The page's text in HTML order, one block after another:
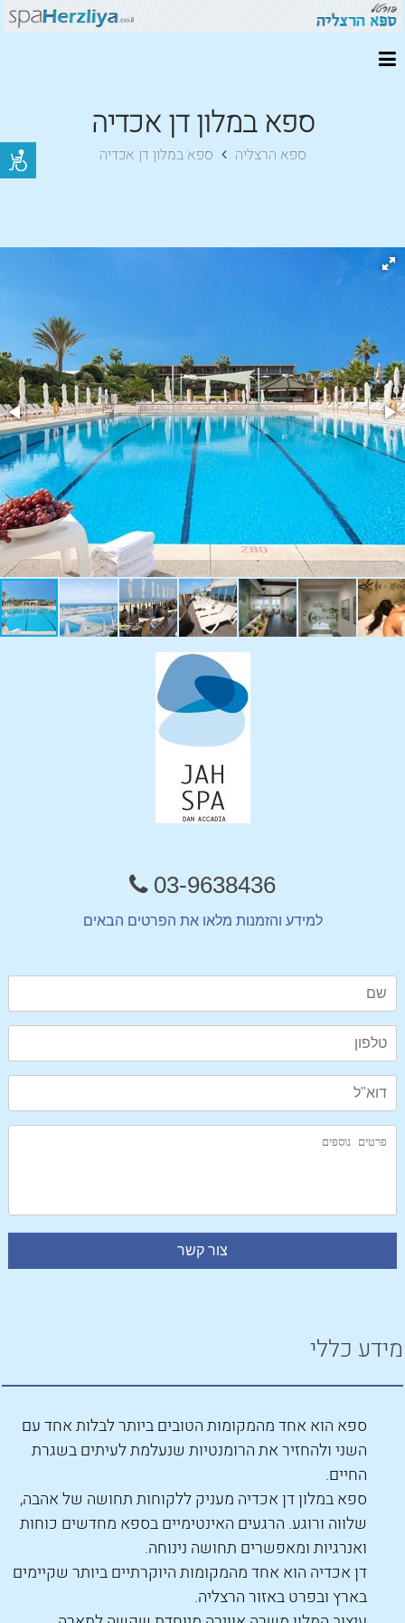
ספא במלון דן אכדיה
ספא הרצליה ספא במלון דן אכדיה
03-9638436
למידע והזמנות מלאו את הפרטים הבאים
מידע כללי
ספא הוא אחד מהמקומות הטובים ביותר לבלות אחד עם
השני ולהחזיר את הרומנטיות שנעלמת לעיתים בשגרת
החיים.
ספא במלון דן אכדיה מעניק ללקוחות תחושה של אהבה,
שלווה ורוגע. הרגעים האינטימיים בספא מחדשים כוחות
ואנרגיות ומאפשרים תחושה נינוחה.
דן אכדיה הוא אחד מהמקומות היוקרתיים ביותר שקיימים
בארץ ובפרט באזור הרצליה.